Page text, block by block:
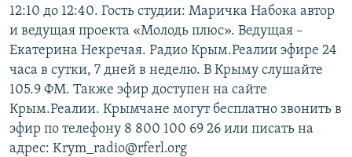
12:10 до 12:40. Гость студии: Маричка Набока автор
и ведущая проекта «Молодь плюс». Ведущая –
Екатерина Некречая. Радио Крым.Реалии эфире 24
часа в сутки, 7 дней в неделю. В Крыму слушайте
105.9 ФМ. Также эфир доступен на сайте
Крым.Реалии. Крымчане могут бесплатно звонить в
эфир по телефону 8 800 100 69 26 или писать на
адрес: Krym_radio@rferl.org